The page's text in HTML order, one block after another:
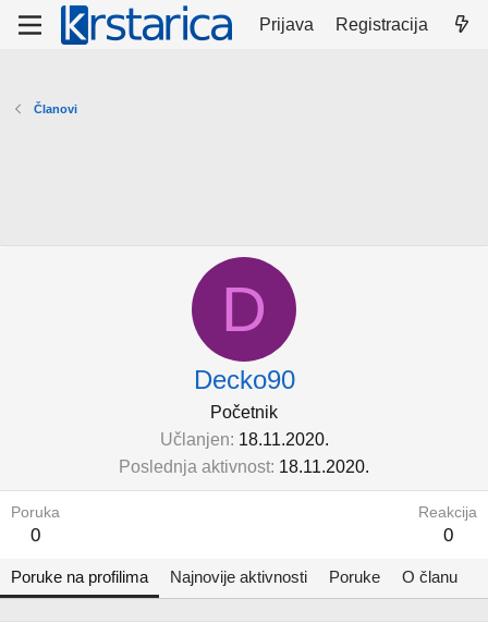
Prijava Registracija
Članovi
D
Decko90
Početnik
Učlanjen 18.11.2020.
Poslednja aktivnost 18.11.2020.
Poruka
0
Reakcija
0
Poruke na profilima Najnovije aktivnosti Poruke O članu